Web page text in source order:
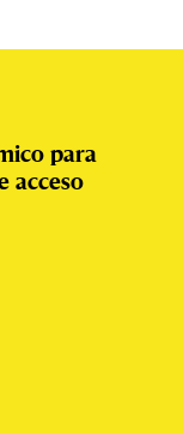
para
acceso